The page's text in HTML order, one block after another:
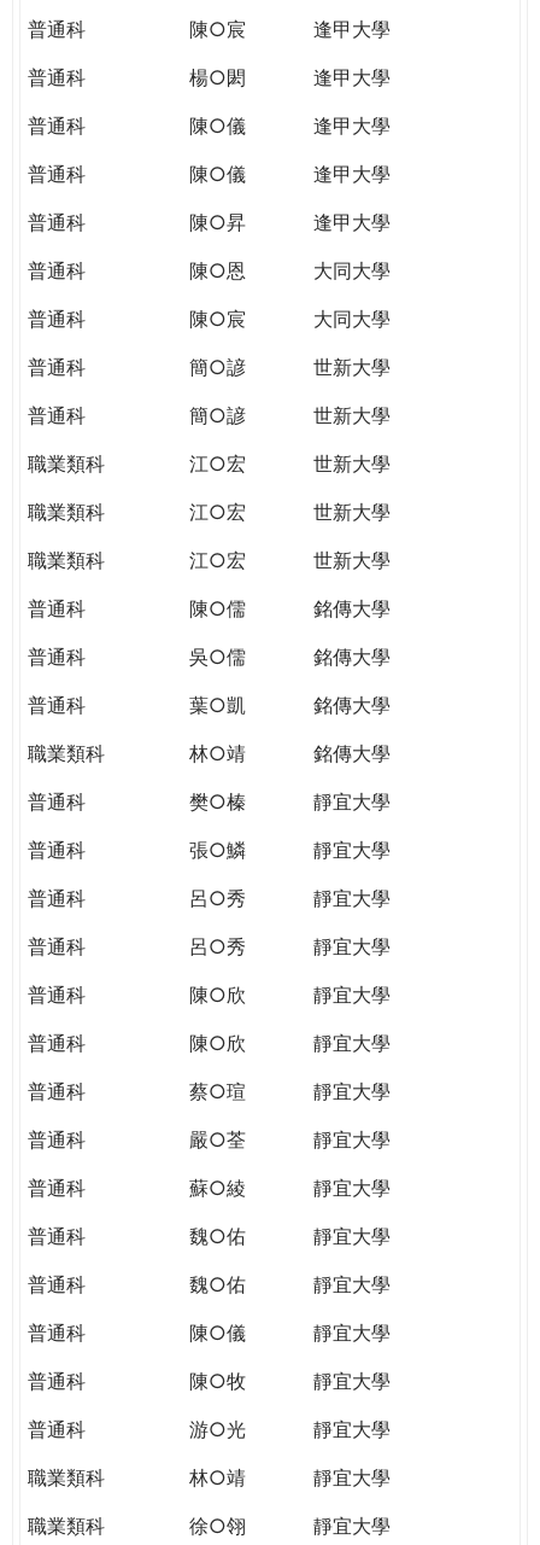
普通科 陳○宸
逢甲大學
普通科
楊○閎
逢甲大學
普通科
陳○儀
逢甲大學
普通科
陳○儀
逢甲大學
普通科
陳○昇
逢甲大學
普通科
陳○恩
大同大學
普通科
陳○宸
大同大學
普通科
簡○諺
世新大學
普通科
簡○諺
世新大學
職業類科
江○宏
世新大學
職業類科
江○宏
世新大學
職業類科
江○宏
世新大學
普通科
陳○儒
銘傳大學
普通科
吳○儒
銘傳大學
普通科
葉○凱
銘傳大學
職業類科
林○靖
銘傳大學
普通科
樊○榛
靜宜大學
普通科
張○鱗
靜宜大學
普通科
呂○秀
靜宜大學
普通科
呂○秀
靜宜大學
普通科
陳○欣
靜宜大學
普通科
陳○欣
靜宜大學
普通科
蔡○瑄
靜宜大學
普通科
嚴○荃
靜宜大學
普通科
蘇○綾
靜宜大學
普通科
魏○佑
靜宜大學
普通科
魏○佑
靜宜大學
普通科
陳○儀
靜宜大學
普通科
陳○牧
靜宜大學
普通科
游○光
靜宜大學
職業類科
林○靖
靜宜大學
職業類科
徐○翎
靜宜大學